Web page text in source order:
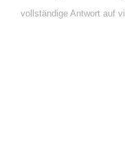
vollständige Antwort auf